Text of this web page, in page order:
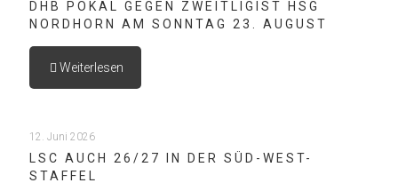
DHB POKAL GEGEN ZWEITLIGIST HSG
NORDHORN AM SONNTAG 23. AUGUST
Weiterlesen
12. Juni 2026
LSC AUCH 26/27 IN DER SÜD-WEST-
STAFFEL